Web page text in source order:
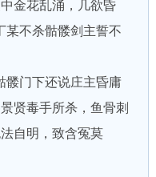
金花乱涌，几欲昏
某不杀骷髅剑主誓不
门下还说庄主昏庸
贤毒手所杀，鱼骨刺
自明，致含冤莫